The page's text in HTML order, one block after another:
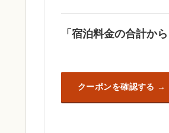
「宿泊料金の合計か
クーポンを確認する